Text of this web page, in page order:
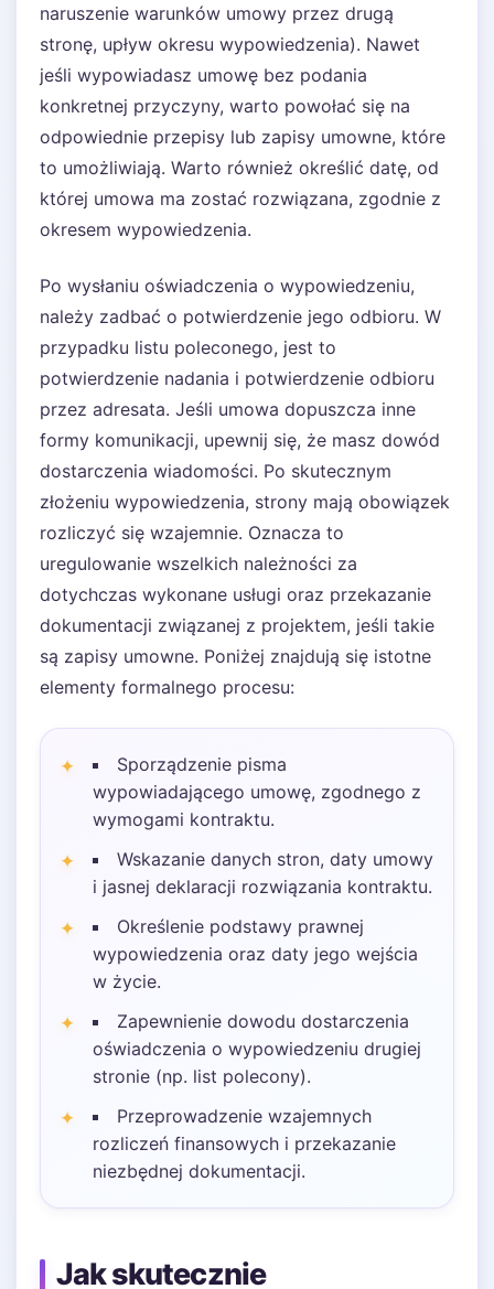
naruszenie warunków umowy przez drugą
stronę, upływ okresu wypowiedzenia). Nawet
jeśli wypowiadasz umowę bez podania
konkretnej przyczyny, warto powołać się na
odpowiednie przepisy lub zapisy umowne, które
to umożliwiają. Warto również określić datę, od
której umowa ma zostać rozwiązana, zgodnie z
okresem wypowiedzenia.
Po wysłaniu oświadczenia o wypowiedzeniu,
należy zadbać o potwierdzenie jego odbioru. W
przypadku listu poleconego, jest to
potwierdzenie nadania i potwierdzenie odbioru
przez adresata. Jeśli umowa dopuszcza inne
formy komunikacji, upewnij się, że masz dowód
dostarczenia wiadomości. Po skutecznym
złożeniu wypowiedzenia, strony mają obowiązek
rozliczyć się wzajemnie. Oznacza to
uregulowanie wszelkich należności za
dotychczas wykonane usługi oraz przekazanie
dokumentacji związanej z projektem, jeśli takie
są zapisy umowne. Poniżej znajdują się istotne
elementy formalnego procesu:
Sporządzenie pisma
wypowiadającego umowę, zgodnego z
wymogami kontraktu.
Wskazanie danych stron, daty umowy
i jasnej deklaracji rozwiązania kontraktu.
Określenie podstawy prawnej
wypowiedzenia oraz daty jego wejścia
w życie.
Zapewnienie dowodu dostarczenia
oświadczenia o wypowiedzeniu drugiej
stronie (np. list polecony).
Przeprowadzenie wzajemnych
rozliczeń finansowych i przekazanie
niezbędnej dokumentacji.
Jak skutecznie